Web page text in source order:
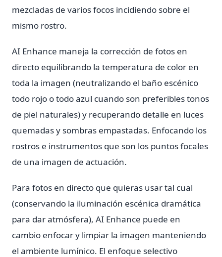
mezcladas de varios focos incidiendo sobre el
mismo rostro.
AI Enhance maneja la corrección de fotos en
directo equilibrando la temperatura de color en
toda la imagen (neutralizando el baño escénico
todo rojo o todo azul cuando son preferibles tonos
de piel naturales) y recuperando detalle en luces
quemadas y sombras empastadas. Enfocando los
rostros e instrumentos que son los puntos focales
de una imagen de actuación.
Para fotos en directo que quieras usar tal cual
(conservando la iluminación escénica dramática
para dar atmósfera), AI Enhance puede en
cambio enfocar y limpiar la imagen manteniendo
el ambiente lumínico. El enfoque selectivo